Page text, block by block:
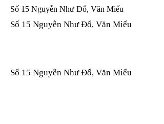
Số 15 Nguyễn Như Đổ, Văn Miếu
Số 15 Nguyễn Như Đổ, Văn Miếu
Số 15 Nguyễn Như Đổ, Văn Miếu